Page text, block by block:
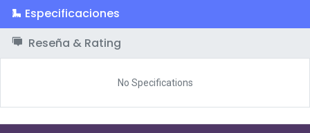
Especificaciones
Reseña & Rating
No Specifications